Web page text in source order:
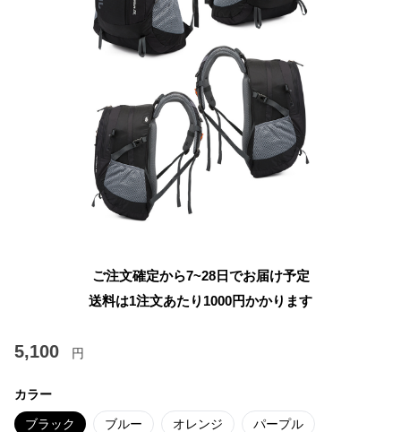
ご注文確定から7~28日でお届け予定
送料は1注文あたり 1000円かかります
5,100 円
カラー
ブラック ブルー オレンジ パープル